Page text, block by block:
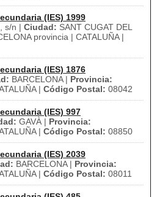
(IES) 1999
s/n | Ciudad: SANT CUGAT DEL
provincia | CATALUÑA |
(IES) 1876
BARCELONA | Provincia:
| Código Postal: 08042
(IES) 997
GAVÀ | Provincia:
| Código Postal: 08850
(IES) 2039
BARCELONA | Provincia:
| Código Postal: 08011